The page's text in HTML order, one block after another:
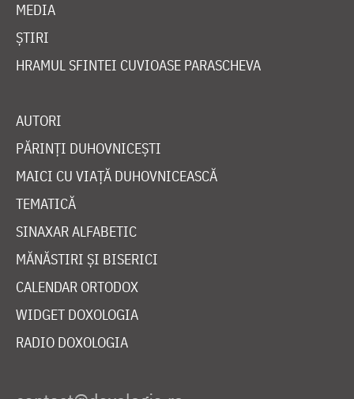
MEDIA
ȘTIRI
HRAMUL SFINTEI CUVIOASE PARASCHEVA
AUTORI
PĂRINȚI DUHOVNICEȘTI
MAICI CU VIAȚĂ DUHOVNICEASCĂ
TEMATICĂ
SINAXAR ALFABETIC
MĂNĂSTIRI ȘI BISERICI
CALENDAR ORTODOX
WIDGET DOXOLOGIA
RADIO DOXOLOGIA